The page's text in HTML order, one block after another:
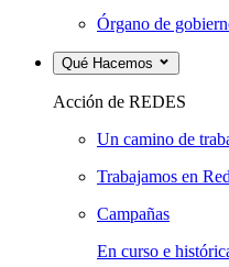
Órgano de
Qué Hacemos
Acción de REDES
Un camino de
Trabajamos en Red
Campañas
En curso e